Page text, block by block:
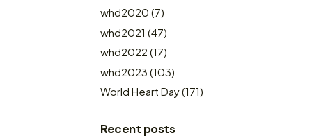
whd2020 (7)
whd2021 (47)
whd2022 (17)
whd2023 (103)
World Heart Day(171)
Recent posts